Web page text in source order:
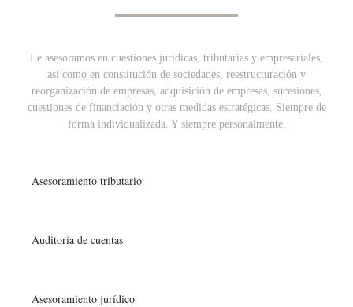
Le asesoramos en cuestiones jurídicas, tributarias y empresariales,
así como en constitución de sociedades, reestructuración y
reorganización de empresas, adquisición de empresas, sucesiones,
cuestiones de financiación y otras medidas estratégicas. Siempre de
forma individualizada. Y siempre personalmente.
Asesoramiento tributario
Auditoría de cuentas
Asesoramiento jurídico